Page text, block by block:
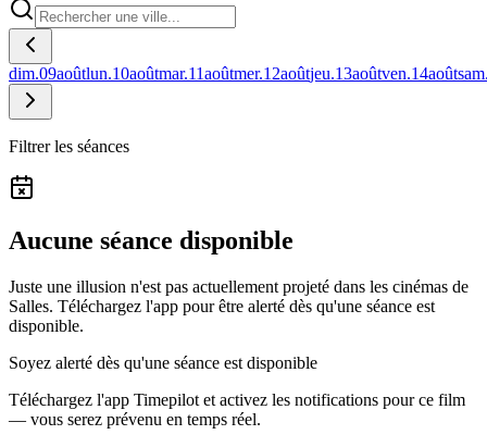
dim.09aoûtlun.10aoûtmar.11aoûtmer.12aoûtjeu.13aoûtven.14août
Filtrer les séances
Aucune séance disponible
Juste une illusion n'est pas actuellement projeté dans les cinémas de
Salles. Téléchargez l'app pour être alerté dès qu'une séance est
disponible.
Soyez alerté dès qu'une séance est disponible
Téléchargez l'app Timepilot et activez les notifications pour ce film
— vous serez prévenu en temps réel.